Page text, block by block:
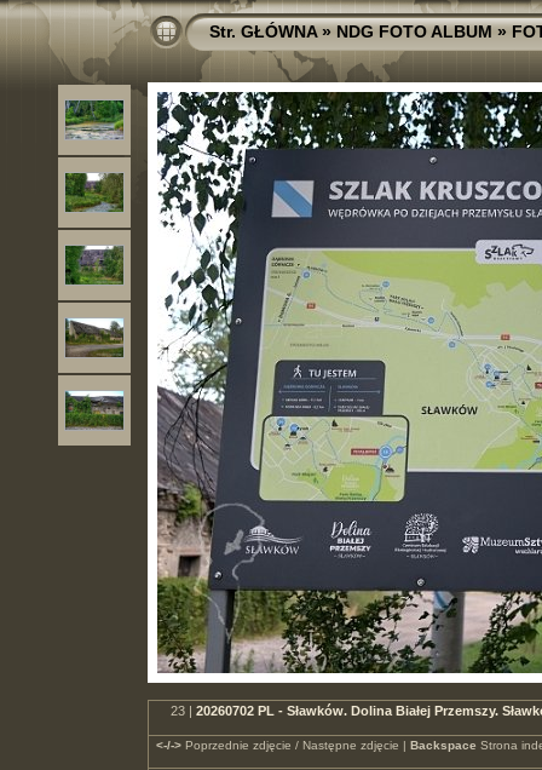
Str. GŁÓWNA»NDG FOTO ALBUM»
23 | 20260702 PL - Sławków. Dolina Białej Przemszy.
<-/->Poprzednie zdjęcie / Następne zdjęcie | Backspace Strona